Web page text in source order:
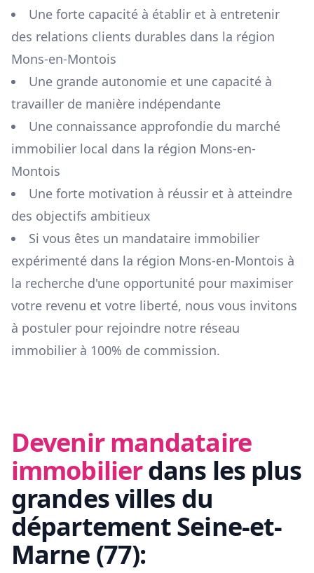
Une forte capacité à établir et à entretenir
des relations clients durables dans la région
Mons-en-Montois
Une grande autonomie et une capacité à
travailler de manière indépendante
Une connaissance approfondie du marché
immobilier local dans la région Mons-en-
Montois
Une forte motivation à réussir et à atteindre
des objectifs ambitieux
Si vous êtes un mandataire immobilier
expérimenté dans la région Mons-en-Montois à
la recherche d'une opportunité pour maximiser
votre revenu et votre liberté, nous vous invitons
à postuler pour rejoindre notre réseau
immobilier à 100% de commission.
Devenir mandataire
immobilierdans les plus
grandes villes du
départementSeine-et-
Marne (77):